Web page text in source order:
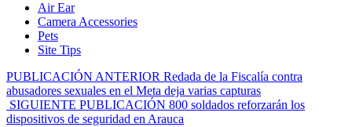
Air Ear
Camera Accessories
Pets
Site Tips
PUBLICACIÓN ANTERIOR Redada de la Fiscalía contra
abusadores sexuales en el Meta deja varias capturas
SIGUIENTE PUBLICACIÓN 800 soldados reforzarán los
dispositivos de seguridad en Arauca